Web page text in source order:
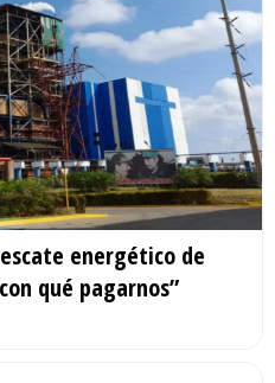
energético de
qué pagarnos”